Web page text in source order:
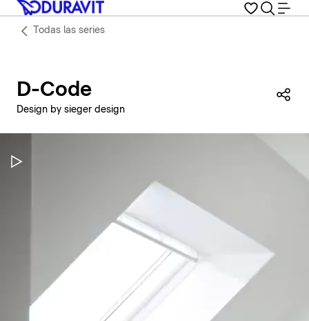
Todas las series
D-Code
Design by sieger design
Pausar vídeo